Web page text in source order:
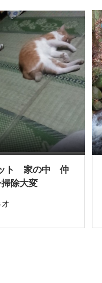
ト 家の中 仲
除大変
才